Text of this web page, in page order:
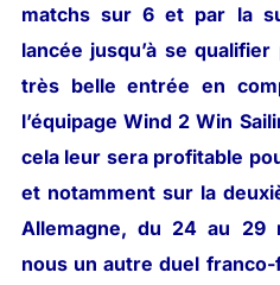
matchs sur 6 et par la
lancée jusqu’à se
très belle entrée en
l’équipage Wind 2 Win
cela leur sera profitable
et notamment sur la
Allemagne, du 24 au 29
nous un autre duel